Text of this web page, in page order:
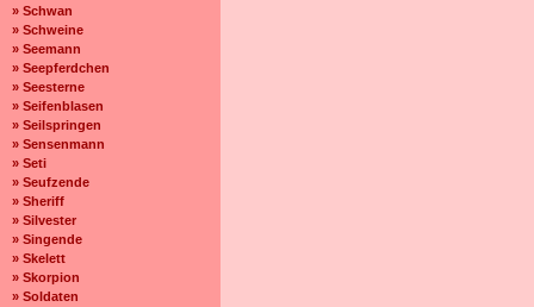
» Schwan
» Schweine
» Seemann
» Seepferdchen
» Seesterne
» Seifenblasen
» Seilspringen
» Sensenmann
» Seti
» Seufzende
» Sheriff
» Silvester
» Singende
» Skelett
» Skorpion
» Soldaten